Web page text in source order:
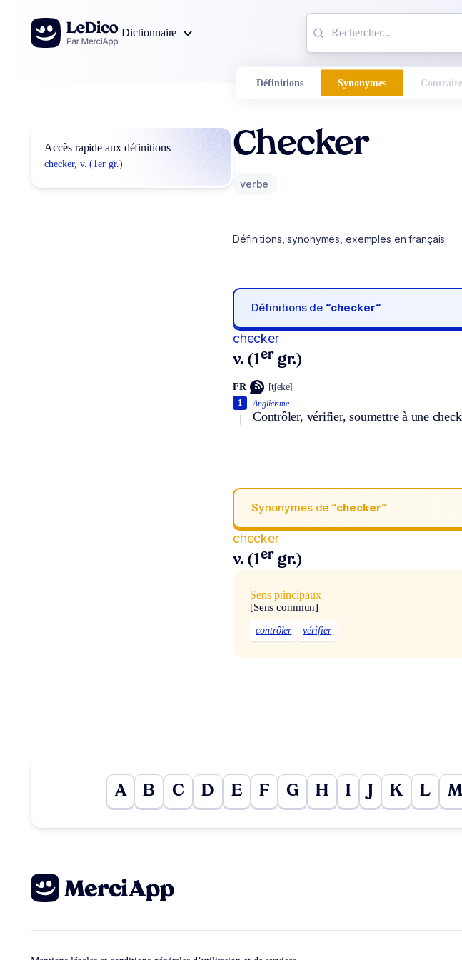
Aller au contenu
Dictionnaire
Définitions Synonymes
Accès rapide aux définitions
checker, v. (1er gr.)
Checker
verbe
Définitions, synonymes, exemples en français
Définitions de “checker“
checker
v. (1er gr.)
FR [tʃeke]
Anglicisme.
Contrôler, vérifier, soumettre à une
1
Synonymes de “checker“
checker
v. (1er gr.)
Sens principaux
[Sens commun]
contrôler vérifier
A B C D E F G H I K L M